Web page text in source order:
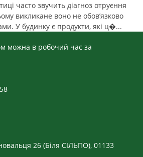
часто звучить діагноз отруєння
викликане воно не обов’язково
У будинку є продукти, які ц�...
можна в робочий час за
26 (Біля СІЛЬПО), 01133